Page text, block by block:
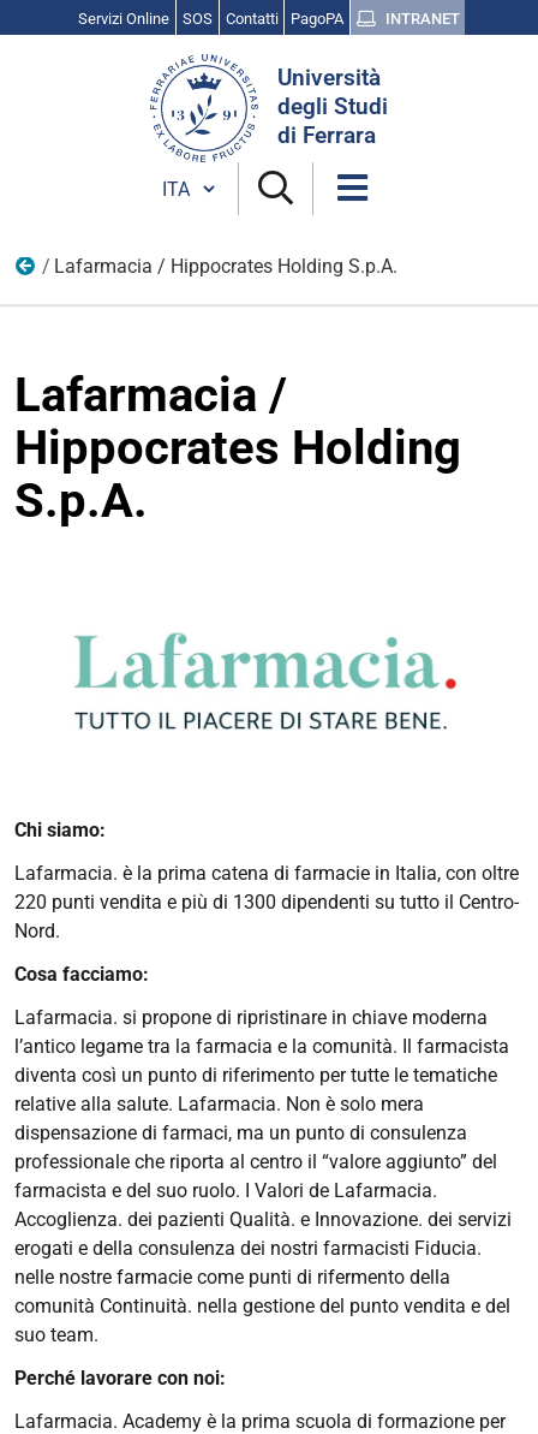
Servizi Online SOS Contatti PagoPA INTRANET
Università
degli Studi
di Ferrara
Cambia lingua
Le realtà partecipanti 2022
Lafarmacia / Hippocrates Holding S.p.A.
Lafarmacia /
Hippocrates Holding
S.p.A.
Chi siamo:
Lafarmacia. è la prima catena di farmacie in Italia, con oltre
220 punti vendita e più di 1300 dipendenti su tutto il Centro-
Nord.
Cosa facciamo:
Lafarmacia. si propone di ripristinare in chiave moderna
l’antico legame tra la farmacia e la comunità. Il farmacista
diventa così un punto di riferimento per tutte le tematiche
relative alla salute. Lafarmacia. Non è solo mera
dispensazione di farmaci, ma un punto di consulenza
professionale che riporta al centro il “valore aggiunto” del
farmacista e del suo ruolo. I Valori de Lafarmacia.
Accoglienza. dei pazienti Qualità. e Innovazione. dei servizi
erogati e della consulenza dei nostri farmacisti Fiducia.
nelle nostre farmacie come punti di rifermento della
comunità Continuità. nella gestione del punto vendita e del
suo team.
Perché lavorare con noi:
Lafarmacia. Academy è la prima scuola di formazione per